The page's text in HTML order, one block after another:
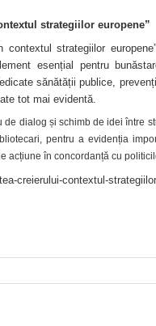
strategiilor europene”
strategiilor
esențial pentru
sănătății publice,
tot mai evidentă.
dialog și schimb de idei între
pentru a evidenția
acțiune în concordanță cu
creierului-contextul-